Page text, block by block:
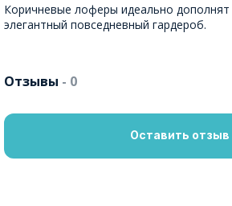
Коричневые лоферы идеально
элегантный повседневный гардероб.
Отзывы - 0
Оставить отзыв